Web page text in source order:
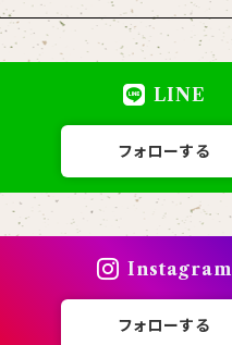
覧ください https://takumi-
いて |━━━• 全国一律400円で発送いたします。 ご注文内容に応じて、ゆうパケットまたはゆうパック
にてお届けします。 ※5,000円以上のご注文で
て発送できますので、送料がお
れ・破損防止した上でお届けします
LINE
フォローする
Instagram
フォローする